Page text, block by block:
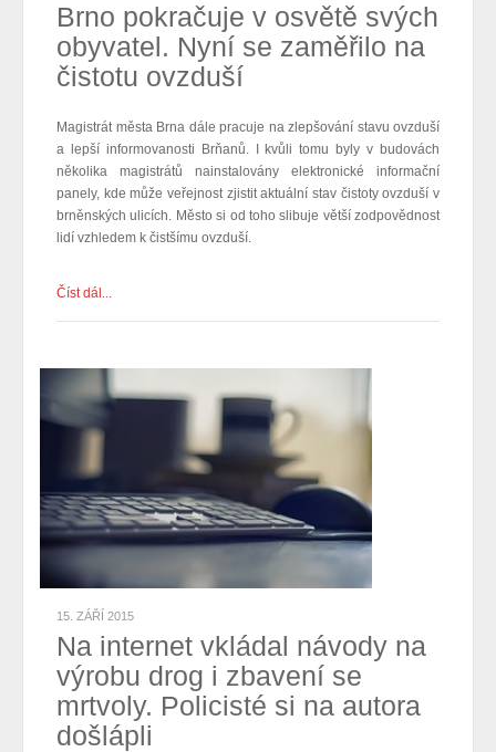
Brno pokračuje v osvětě svých
obyvatel. Nyní se zaměřilo na
čistotu ovzduší
Magistrát města Brna dále pracuje na zlepšování stavu ovzduší
a lepší informovanosti Brňanů. I kvůli tomu byly v budovách
několika magistrátů nainstalovány elektronické informační
panely, kde může veřejnost zjistit aktuální stav čistoty ovzduší v
brněnských ulicích. Město si od toho slibuje větší zodpovědnost
lidí vzhledem k čistšímu ovzduší.
Číst dál...
15. ZÁŘÍ 2015
Na internet vkládal návody na
výrobu drog i zbavení se
mrtvoly. Policisté si na autora
došlápli